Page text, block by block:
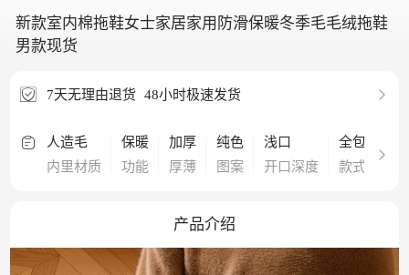
新款室内棉拖鞋女士家居家用防滑保暖冬季毛毛绒拖鞋
男款现货
7天无理由退货 48小时极速发货
人造毛
内里材质
保暖
功能
加厚
厚薄
纯色
图案
浅口
开口深度
全包
款式
产品介绍